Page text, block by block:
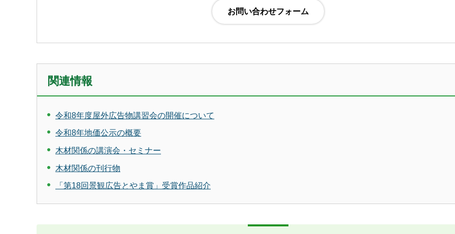
関連情報
令和8年度屋外広告物講習会の開催について
令和8年地価公示の概要
木材関係の講演会・セミナー
木材関係の刊行物
「第18回景観広告とやま賞」受賞作品紹介